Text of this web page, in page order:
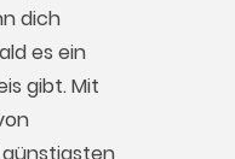
dich
es ein
gibt. Mit